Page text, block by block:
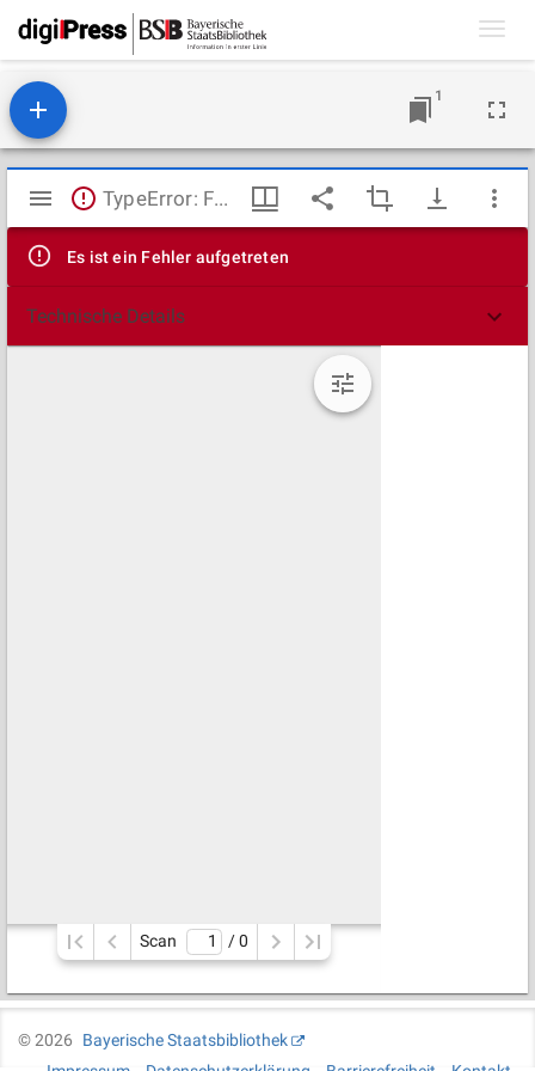
1
Mirador
Viewer
TypeError: Failed to fetch
Es ist ein Fehler aufgetreten
Technische Details
Scan / 0
©2026
Bayerische Staatsbibliothek